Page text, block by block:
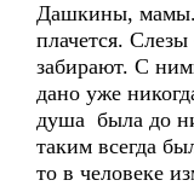
Дашкины, мамы.
плачется.
забирают. С
дано уже
душа была до
таким всегда
то в человеке